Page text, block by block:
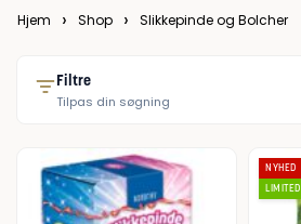
Hjem › Shop › Slikkepinde og Bolcher
Filtre
Tilpas din søgning
NYHED
LIMITED